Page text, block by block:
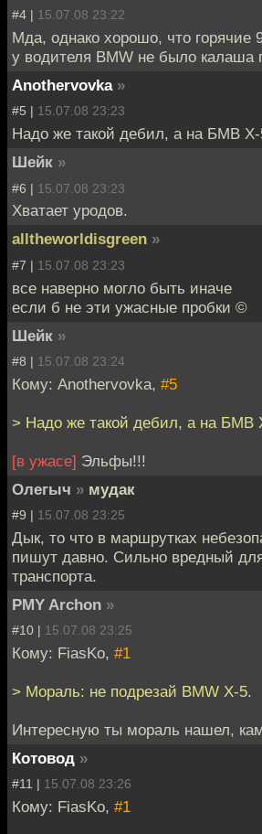
#4 | 15.07.08 23:22
Мда, однако хорошо, что горячие
у водителя BMW не было калаша
Anothervovka »
#5 | 15.07.08 23:23
Надо же такой дебил, а на БМВ Х-
Шейк »
#6 | 15.07.08 23:23
Хватает уродов.
alltheworldisgreen »
#7 | 15.07.08 23:23
все наверно могло быть иначе
если б не эти ужасные пробки ©
Шейк »
#8 | 15.07.08 23:24
Кому: Anothervovka, #5
> Надо же такой дебил, а на БМВ
[в ужасе] Эльфы!!!
Олегыч » мудак
#9 | 15.07.08 23:25
Дык, то что в маршрутках
пишут давно. Сильно вредный
транспорта.
PMY Archon »
#10 | 15.07.08 23:25
Кому: FiasKo, #1
> Мораль: не подрезай BMW X-5.
Интересную ты мораль нашел,
Котовод »
#11 | 15.07.08 23:26
Кому: FiasKo, #1